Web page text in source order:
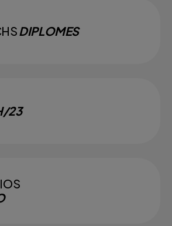
DIPLOMES
23